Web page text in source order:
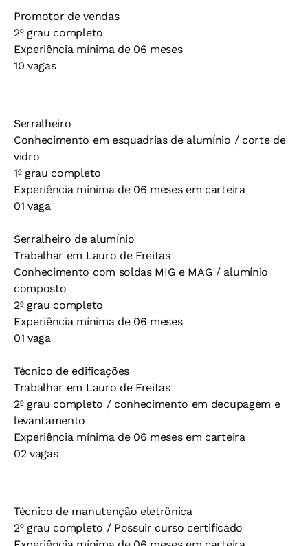
Promotor de vendas
2º grau completo
Experiência mínima de 06 meses
10 vagas
Serralheiro
Conhecimento em esquadrias de alumínio / corte de
vidro
1º grau completo
Experiência mínima de 06 meses em carteira
01 vaga
Serralheiro de alumínio
Trabalhar em Lauro de Freitas
Conhecimento com soldas MIG e MAG / alumínio
composto
2º grau completo
Experiência mínima de 06 meses
01 vaga
Técnico de edificações
Trabalhar em Lauro de Freitas
2º grau completo / conhecimento em decupagem e
levantamento
Experiência mínima de 06 meses em carteira
02 vagas
Técnico de manutenção eletrônica
2º grau completo / Possuir curso certificado